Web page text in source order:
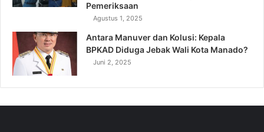
Pemeriksaan
Agustus 1, 2025
Antara Manuver dan Kolusi: Kepala
BPKAD Diduga Jebak Wali Kota Manado?
Juni 2, 2025